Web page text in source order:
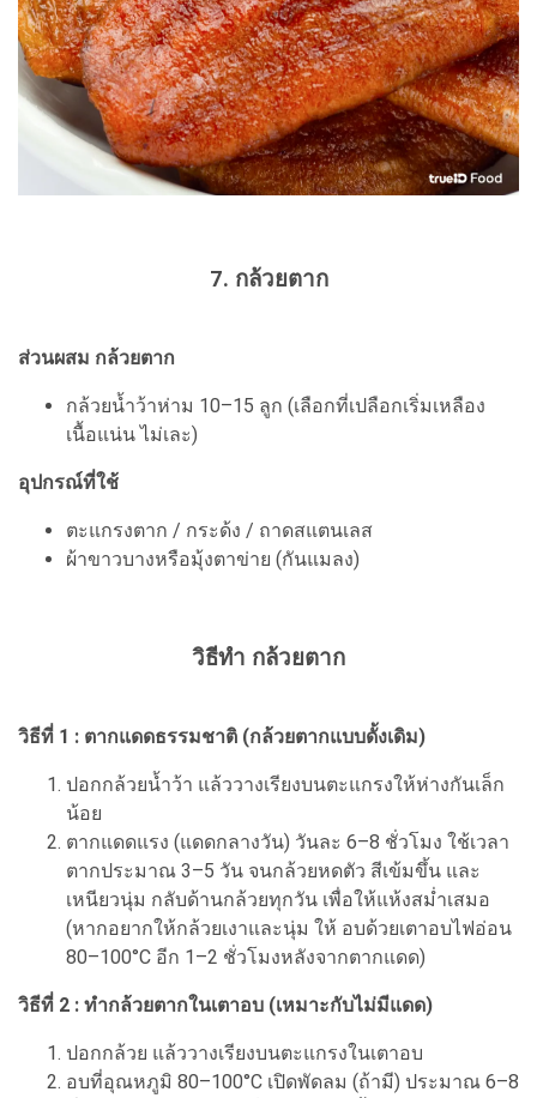
7. กล้วยตาก
ส่วนผสม กล้วยตาก
กล้วยน้ำว้าห่าม 10–15 ลูก (เลือกที่เปลือกเริ่มเหลือง
เนื้อแน่น ไม่เละ)
อุปกรณ์ที่ใช้
ตะแกรงตาก / กระด้ง / ถาดสแตนเลส
ผ้าขาวบางหรือมุ้งตาข่าย (กันแมลง)
วิธีทำ กล้วยตาก
วิธีที่ 1 : ตากแดดธรรมชาติ (กล้วยตากแบบดั้งเดิม)
ปอกกล้วยน้ำว้า แล้ววางเรียงบนตะแกรงให้ห่างกันเล็ก
น้อย
ตากแดดแรง (แดดกลางวัน) วันละ 6–8 ชั่วโมง ใช้เวลา
ตากประมาณ 3–5 วัน จนกล้วยหดตัว สีเข้มขึ้น และ
เหนียวนุ่ม กลับด้านกล้วยทุกวัน เพื่อให้แห้งสม่ำเสมอ
(หากอยากให้กล้วยเงาและนุ่ม ให้ อบด้วยเตาอบไฟอ่อน
80–100°C อีก 1–2 ชั่วโมงหลังจากตากแดด)
วิธีที่ 2 : ทำกล้วยตากในเตาอบ (เหมาะกับไม่มีแดด)
ปอกกล้วย แล้ววางเรียงบนตะแกรงในเตาอบ
อบที่อุณหภูมิ 80–100°C เปิดพัดลม (ถ้ามี) ประมาณ 6–8